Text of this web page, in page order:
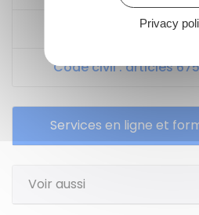
Code de l'urbanisme :
Code civil : articles
Services en ligne et
Voir aussi
Privacy